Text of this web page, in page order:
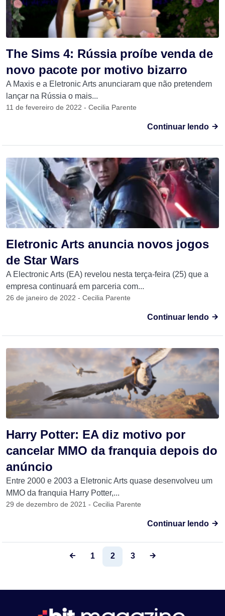
The Sims 4: Rússia proíbe venda de
novo pacote por motivo bizarro
A Maxis e a Eletronic Arts anunciaram que não pretendem
lançar na Rússia o mais...
11 de fevereiro de 2022 - Cecilia Parente
Continuar lendo
Eletronic Arts anuncia novos jogos
de Star Wars
A Electronic Arts (EA) revelou nesta terça-feira (25) que a
empresa continuará em parceria com...
26 de janeiro de 2022 - Cecilia Parente
Continuar lendo
Harry Potter: EA diz motivo por
cancelar MMO da franquia depois do
anúncio
Entre 2000 e 2003 a Eletronic Arts quase desenvolveu um
MMO da franquia Harry Potter,...
29 de dezembro de 2021 - Cecilia Parente
Continuar lendo
1 2 3